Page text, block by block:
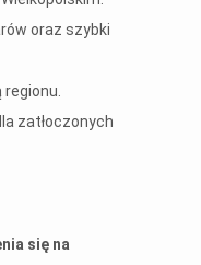
oraz szybki
zatłoczonych
się na